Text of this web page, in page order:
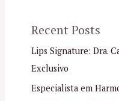
Recent Posts
Lips Signature: Dra.
Exclusivo
Especialista em